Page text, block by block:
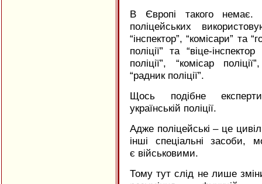
В Європі такого немає.
поліцейських
“інспектор”, “комісари” та
поліції” та “віце-
поліції”, “комісар
“радник поліції”.
Щось подібне
українській поліції.
Адже поліцейські – це
інші спеціальні засоби,
є військовими.
Тому тут слід не лише